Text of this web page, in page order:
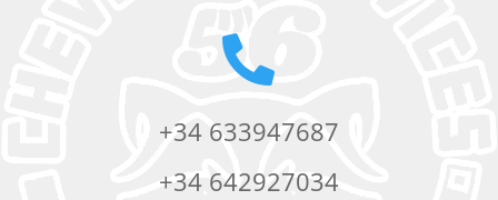

+34 633947687
+34 642927034